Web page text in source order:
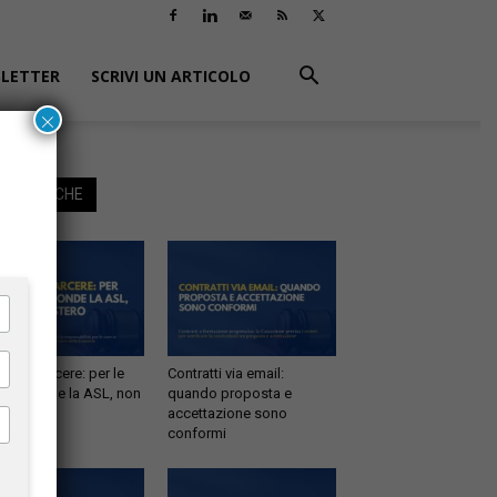
SCRIVI UN ARTICOLO
ANCHE
in carcere: per le
risponde la ASL, non
Contratti via email:
quando proposta e
accettazione sono
conformi
×